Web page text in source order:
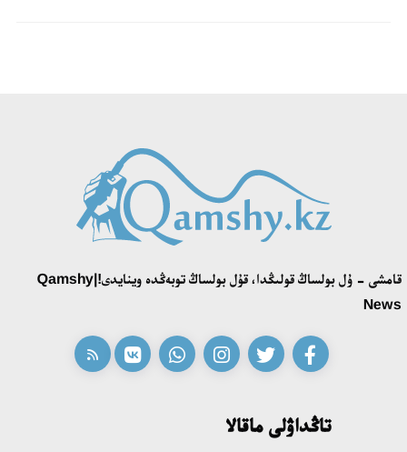
قامشى - ۇل بولساڭ قولىڭدا، قۇل بولساڭ توبەڭدە وينايدى!|Qamshy
News
تاڭداۋلى ماقالا